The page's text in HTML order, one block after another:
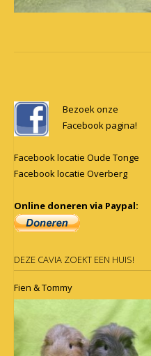
navigation
Bezoek onze
Facebook pagina!
Facebook locatie Oude Tonge
Facebook locatie Overberg
Online doneren via Paypal:
DEZE CAVIA ZOEKT EEN HUIS!
Fien & Tommy